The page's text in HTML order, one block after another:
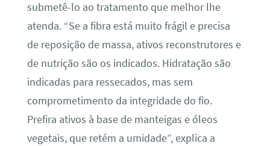
submetê-lo ao tratamento que melhor lhe
atenda. “Se a fibra está muito frágil e precisa
de reposição de massa, ativos reconstrutores e
de nutrição são os indicados. Hidratação são
indicadas para ressecados, mas sem
comprometimento da integridade do fio.
Prefira ativos à base de manteigas e óleos
vegetais, que retém a umidade”, explica a